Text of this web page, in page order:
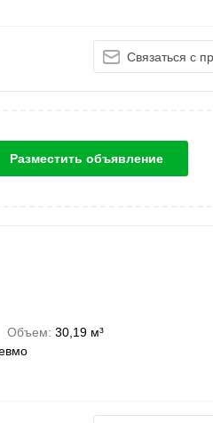
Связаться с
Разместить объявление
Объем 30,19 м³